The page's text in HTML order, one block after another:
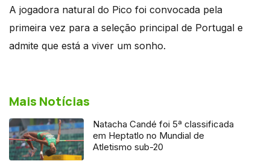
A jogadora natural do Pico foi convocada pela
primeira vez para a seleção principal de Portugal e
admite que está a viver um sonho.
Mais Notícias
Natacha Candé foi 5ª classificada
em Heptatlo no Mundial de
Atletismo sub-20